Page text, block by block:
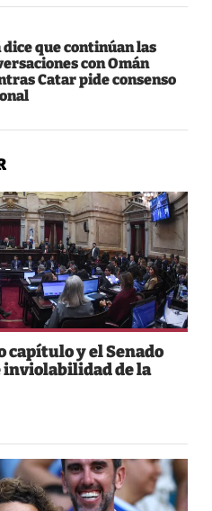
que continúan las
con Omán
Catar pide consenso
capítulo y el Senado
inviolabilidad de la